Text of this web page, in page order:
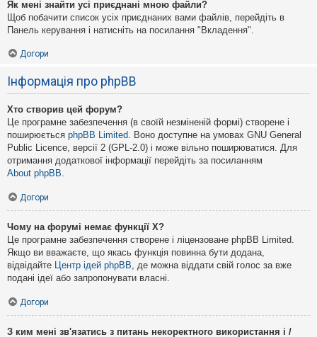
Як мені знайти усі приєднані мною файли?
Щоб побачити список усіх приєднаних вами файлів, перейдіть в
Панель керування і натисніть на посилання "Вкладення".
Догори
Інформація про phpBB
Хто створив цей форум?
Це програмне забезпечення (в своїй незміненій формі) створене і
поширюється phpBB Limited. Воно доступне на умовах GNU General
Public Licence, версії 2 (GPL-2.0) і може вільно поширюватися. Для
отримання додаткової інформації перейдіть за посиланням
About phpBB.
Догори
Чому на форумі немає функції X?
Це програмне забезпечення створене і ліцензоване phpBB Limited.
Якщо ви вважаєте, що якась функція повинна бути додана,
відвідайте Центр ідей phpBB, де можна віддати свій голос за вже
подані ідеї або запропонувати власні.
Догори
З ким мені зв'язатись з питань некоректного використання і /